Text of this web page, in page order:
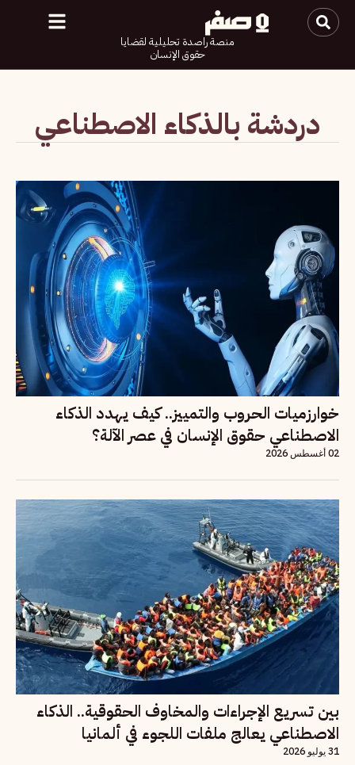
منصة راصدة تحليلية لقضايا
حقوق الإنسان
دردشة بالذكاء الاصطناعي
خوارزميات الحروب والتمييز.. كيف يهدد الذكاء
الاصطناعي حقوق الإنسان في عصر الآلة؟
02 أغسطس 2026
بين تسريع الإجراءات والمخاوف الحقوقية.. الذكاء
الاصطناعي يعالج ملفات اللجوء في ألمانيا
31 يوليو 2026